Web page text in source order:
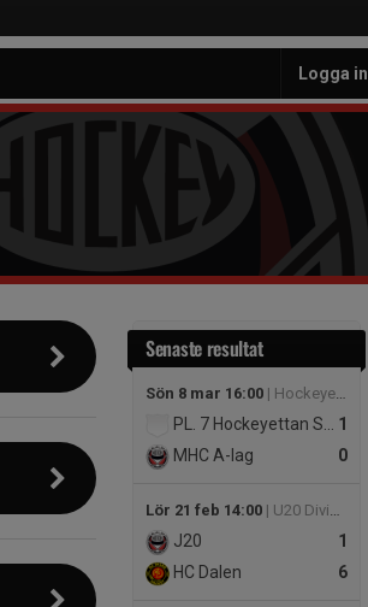
Logga in
Senaste resultat
Sön 8 mar 16:00 | Hockeyettan Slutspel Södra
1
PL. 7 Hockeyettan Södra
0
MHC A-lag
Lör 21 feb 14:00 | U20 Division 1 Herr Syd B Vår
1
J20
6
HC Dalen